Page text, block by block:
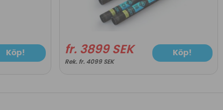
Köp! fr. 3899 SEK
fr. 4099 SEK
Köp!